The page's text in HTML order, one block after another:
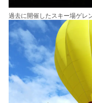
過去に開催したスキー場ゲレ